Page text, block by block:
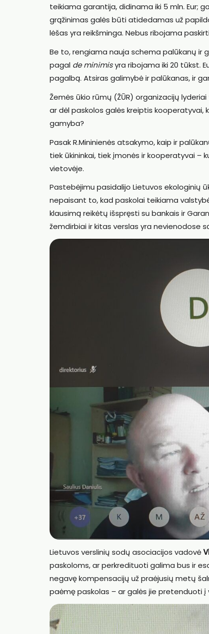
teikiama garantija, didinama iki 5 mln. Eur;
grąžinimas galės būti atidedamas už
lėšas yra reikšminga. Nebus ribojama
Be to, rengiama nauja schema palūkanų ir
pagal de minimisyra ribojama iki 20 tūkst.
pagalbą. Atsiras galimybė ir palūkanas, ir
Žemės ūkio rūmų (ŽŪR) organizacijų
ar dėl paskolos galės kreiptis kooperatyvai,
gamyba?
Pasak R.Mininienės atsakymo, kaip ir
tiek ūkininkai, tiek įmonės ir kooperatyvai –
vietovėje.
Pastebėjimu pasidalijo Lietuvos ekologinių
nepaisant to, kad paskolai teikiama
klausimą reikėtų išspręsti su bankais ir
žemdirbiai ir kitas verslas yra nevienodose
Lietuvos verslinių sodų asociacijos vadovė
paskoloms, ar perkredituoti galima bus ir
negavę kompensacijų už praėjusių metų
paėmę paskolas – ar galės jie pretenduoti